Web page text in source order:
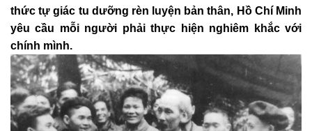
thức tự giác tu dưỡng rèn luyện bản thân, Hồ Chí Minh
yêu cầu mỗi người phải thực hiện nghiêm khắc với
chính mình.